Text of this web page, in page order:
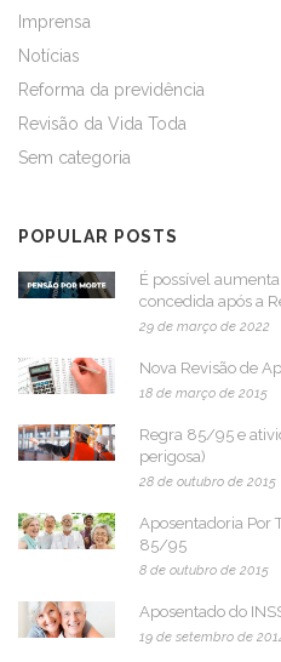
Imprensa
Notícias
Reforma da previdência
Revisão da Vida Toda
Sem categoria
POPULAR POSTS
É possível
concedida após a
29 de março de 2022
Nova Revisão de
18 de março de 2015
Regra 85/95 e
perigosa)
28 de outubro de 2015
Aposentadoria Por
85/95
8 de outubro de 2015
Aposentado do
19 de setembro de